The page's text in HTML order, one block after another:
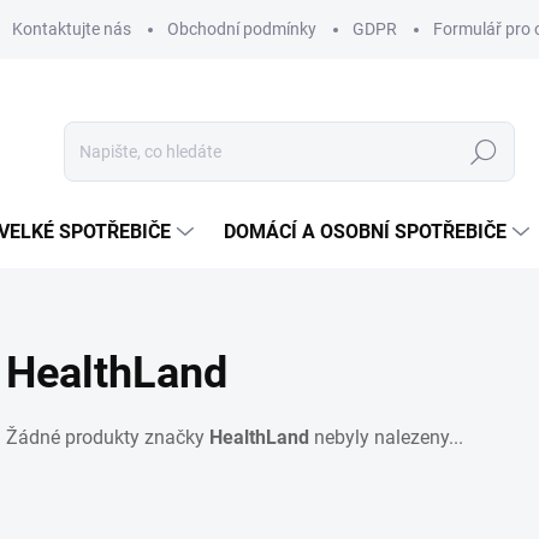
Kontaktujte nás Obchodní podmínky GDPR Formulář pro
Hledat
SPOTŘEBIČE DOMÁCÍ A OSOBNÍ SPOTŘEBIČE
HealthLand
Žádné produkty značky HealthLand nebyly nalezeny...